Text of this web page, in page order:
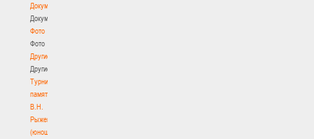
Документы
Документы
Фото
Фото
Другие
Другие
Турнир
памяти
В.Н.
Рыженкова
(юноши)